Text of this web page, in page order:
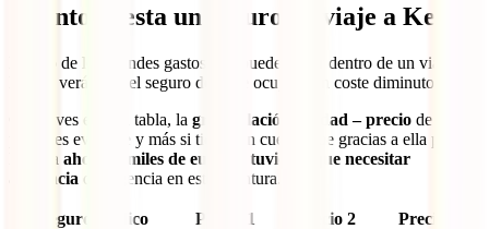
Cuánto cuesta un seguro de viaje a Kenia
Dentro de los grandes gastos que puede haber dentro de un viaje a
Kenia, verás que el seguro de viaje ocupará un coste diminuto.
Como ves en esta tabla, la gran relación calidad – precio de tu
póliza es evidente y más si tienes en cuenta que gracias a ella podrás
llegar a ahorrar miles de euros si tuvieras que necesitar
asistencia de urgencia en esta aventura.
Seguro médico
Precio 1
Precio 2
Precio 3